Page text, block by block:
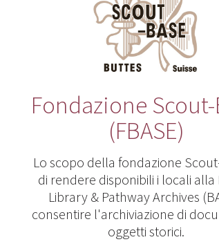
Fondazione
(FBASE)
Lo scopo della fondazione
di rendere disponibili i locali alla
Library & Pathway Archives
consentire l'archiviazione di
oggetti storici.